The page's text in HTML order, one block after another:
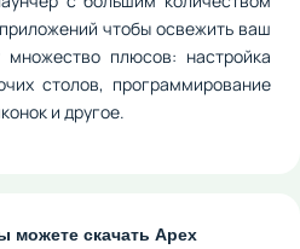
чтобы освежить ваш
плюсов: настройка
столов, программирование
и другое.
можете скачать Apex